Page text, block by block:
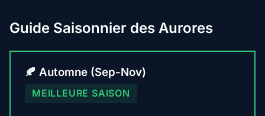
Guide Saisonnier des Aurores
🍂 Automne (Sep-Nov)
MEILLEURE SAISON